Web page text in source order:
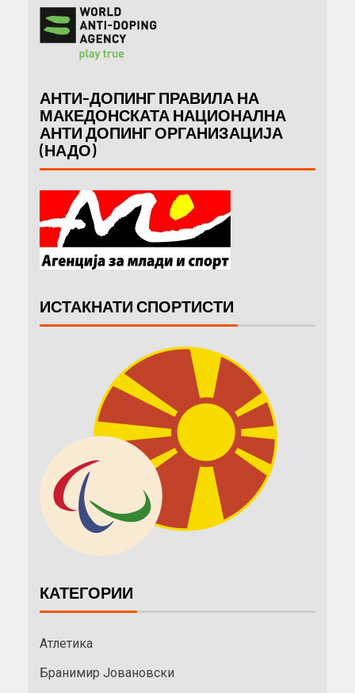
АНТИ-ДОПИНГ ПРАВИЛА НА
МАКЕДОНСКАТА НАЦИОНАЛНА
АНТИ ДОПИНГ ОРГАНИЗАЦИЈА
(НАДО)
ИСТАКНАТИ СПОРТИСТИ
КАТЕГОРИИ
Атлетика
Бранимир Јовановски